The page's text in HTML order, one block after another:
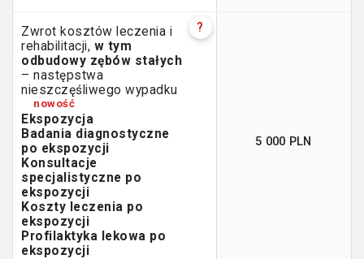
Zwrot kosztów leczenia i
rehabilitacji, w tym
odbudowy zębów stałych
– następstwa
nieszczęśliwego wypadku
Ekspozycja
Badania diagnostyczne
po ekspozycji
Konsultacje
specjalistyczne po
ekspozycji
Koszty leczenia po
ekspozycji
Profilaktyka lekowa po
ekspozycji
?
5 000 PLN